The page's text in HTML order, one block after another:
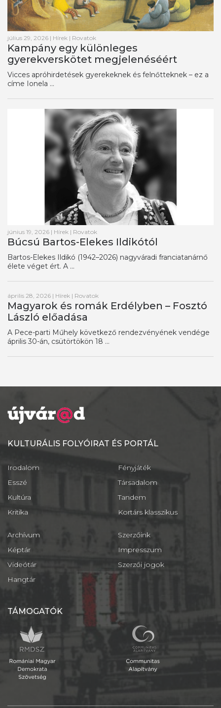
július 29, 2026 | Hírek | Rovatok
Kampány egy különleges
gyerekverskötet megjelenéséért
Vicces apróhirdetések gyerekeknek és felnőtteknek – ez a
címe Ionela ...
június 19, 2026 | Hírek | Rovatok
Búcsú Bartos-Elekes Ildikótól
Bartos-Elekes Ildikó (1942–2026) nagyváradi franciatanárnő
élete véget ért. A ...
április 28, 2026 | Hírek | Rovatok
Magyarok és romák Erdélyben – Fosztó
László előadása
A Pece-parti Műhely következő rendezvényének vendége
április 30-án, csütörtökön 18 ...
KULTURÁLIS FOLYÓIRAT ÉS PORTÁL
Irodalom
Esszé
Kultúra
Kritika
Fényjáték
Társadalom
Tandem
Kortárs klasszikus
Archívum
Képtár
Videótár
Hangtár
Szerzőink
Impresszum
Szerzői jogok
TÁMOGATÓK